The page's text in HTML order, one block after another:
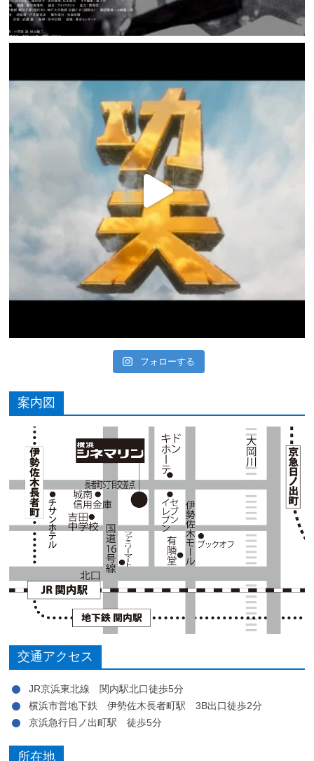
フォローする
案内図
交通アクセス
JR京浜東北線 関内駅北口徒歩5分
横浜市営地下鉄 伊勢佐木長者町駅 3B出口徒歩2分
京浜急行日ノ出町駅 徒歩5分
所在地